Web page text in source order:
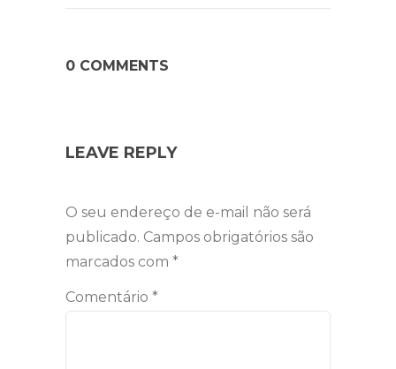
0 COMMENTS
LEAVE REPLY
O seu endereço de e-mail não será
publicado. Campos obrigatórios são
marcados com *
Comentário *